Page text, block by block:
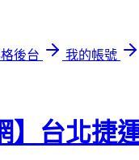
後台
我的帳號
】台北捷